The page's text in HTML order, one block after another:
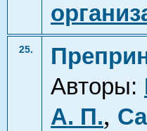
25.
Авторы:
А. П.,